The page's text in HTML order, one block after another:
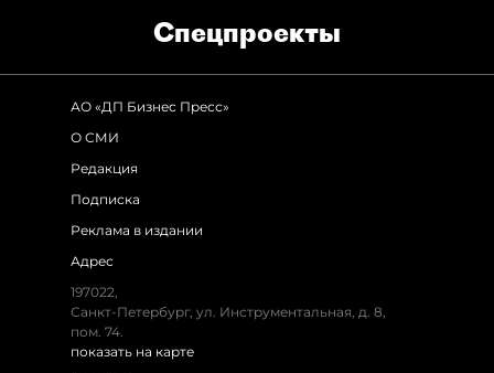
Спец­проекты
АО «ДП Бизнес Пресс»
О СМИ
Редакция
Подписка
Реклама в издании
Адрес
197022,
Санкт-Петербург, ул. Инструментальная, д. 8,
пом. 74.
показать на карте